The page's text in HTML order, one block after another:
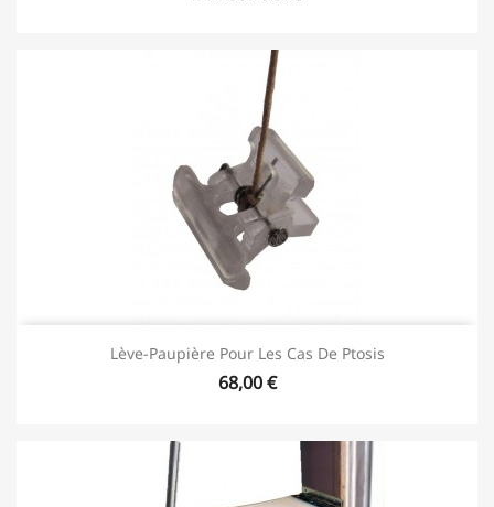
Lève-Paupière Pour Les Cas De Ptosis
68,00 €